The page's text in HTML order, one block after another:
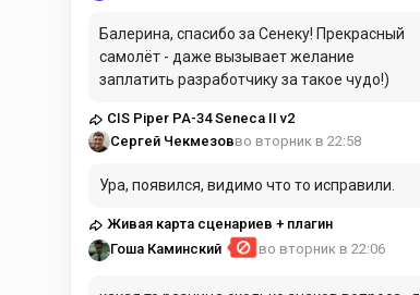
Балерина, спасибо за Сенеку! Прекрасный
самолёт - даже вызывает желание
заплатить разработчику за такое чудо!)
CIS Piper PA-34 Seneca II v2
Сергей Чекмезовво вторник в 22:58
Ура, появился, видимо что то исправили.
Живая карта сценариев + плагин
Гоша Каминский
во вторник в 22:06